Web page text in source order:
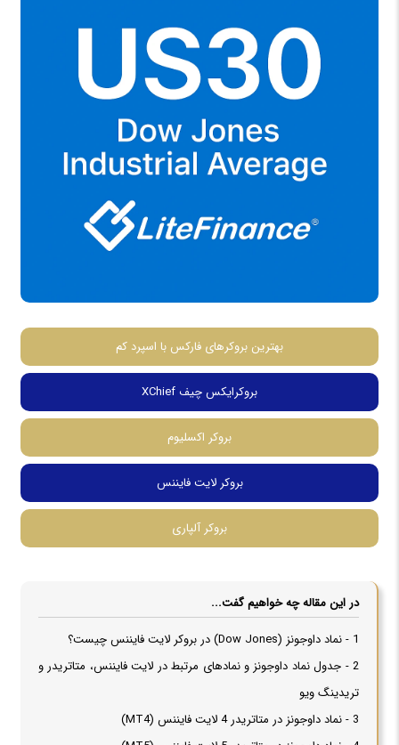
بهترین بروکرهای فارکس با اسپرد کم
بروکرایکس چیف XChief
بروکر اکسلیوم
بروکر لایت فایننس
بروکر آلپاری
در این مقاله چه خواهیم گفت...
1 - نماد داوجونز (Dow Jones) در بروکر لایت فایننس چیست؟
2 - جدول نماد داوجونز و نمادهای مرتبط در لایت فایننس، متاتریدر و
تریدینگ ویو
3 - نماد داوجونز در متاتریدر 4 لایت فایننس (MT4)